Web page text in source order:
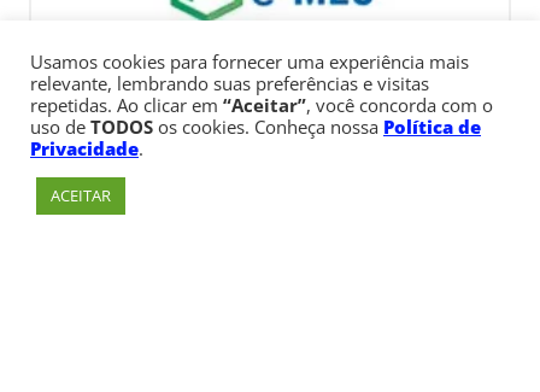
Usamos cookies para fornecer uma experiência mais
relevante, lembrando suas preferências e visitas
repetidas. Ao clicar em “Aceitar”, você concorda com o
uso de TODOS os cookies. Conheça nossa Política de
Privacidade.
ACEITAR